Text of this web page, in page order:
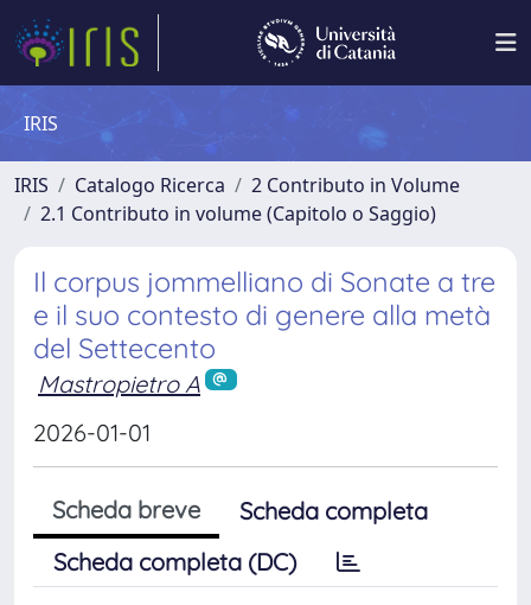
IRIS
IRIS Catalogo Ricerca
2 Contributo in Volume
2.1 Contributo in volume (Capitolo o Saggio)
Il corpus jommelliano di Sonate a tre
e il suo contesto di genere alla metà
del Settecento
Mastropietro A
2026-01-01
Scheda breve
Scheda completa
Scheda completa (DC)